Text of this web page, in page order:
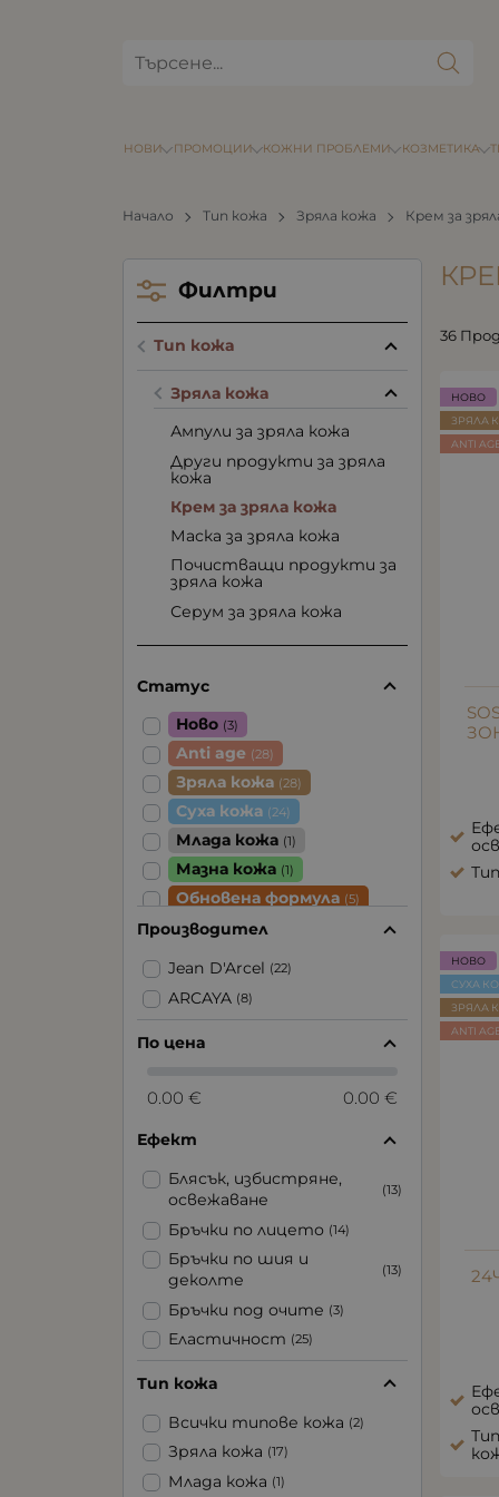
КОЗМЕТИКА
НОВИ ПРОМОЦИИ КОЖНИ ПРОБЛЕМИ
Начало Тип кожа Зряла кожа Крем за
36
НОВО
ЗРЯЛА
ANTI AGE
НОВО
СУХА
ЗРЯЛА
ANTI AGE
Филтри
Тип кожа
Зряла кожа
Ампули за зряла кожа
Други продукти за зряла
кожа
Крем за зряла кожа
Маска за зряла кожа
Почистващи продукти за
зряла кожа
Серум за зряла кожа
Статус
Ново (3)
Anti age (28)
Зряла кожа (28)
Суха кожа (24)
Млада кожа (1)
Мазна кожа (1)
Обновена формула (5)
Чувствителна кожа
Производител
Jean D'Arcel (22)
ARCAYA (8)
По цена
0.00 € 0.00 €
Ефект
Блясък, избистряне,
освежаване
(13)
Бръчки по лицето (14)
Бръчки по шия и
деколте
(13)
Бръчки под очите (3)
Еластичност (25)
всякакъв характер
(1)
Избелване (3)
Изглаждане на тена
Изсветляване на петна
Тип кожа
Всички типове кожа (2)
Зряла кожа (17)
Млада кожа (1)